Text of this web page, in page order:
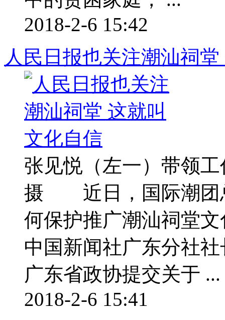
2018-2-6 15:42
人民日报也关注潮汕祠
张见悦（左一）带领
摄 近日，国际潮团
何保护推广潮汕祠堂
中国新闻社广东分社
广东省政协提交关于 ...
2018-2-6 15:41